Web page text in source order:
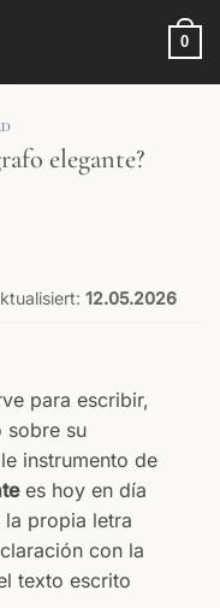
0
elegante?
12.05.2026
para escribir,
sobre su
instrumento de
es hoy en día
propia letra
con la
texto escrito